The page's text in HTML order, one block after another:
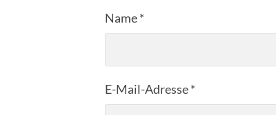
Name*
E-Mail-Adresse*